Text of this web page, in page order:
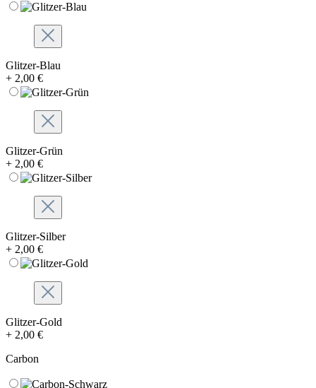
Glitzer-Blau
+ 2,00 €
Glitzer-Grün
+ 2,00 €
Glitzer-Silber
+ 2,00 €
Glitzer-Gold
+ 2,00 €
Carbon